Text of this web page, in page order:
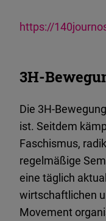
https://
3H-
Die 3H-
ist. Seitdem
Faschismus,
regelmäßige
eine täglich
wirtschaftlichen
Movement